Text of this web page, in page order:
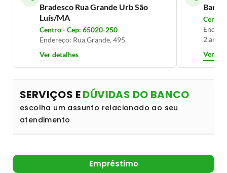
Bradesco Rua Grande Urb São
Luís/MA
Centro - Cep: 65020-250
Endereço: Rua Grande, 495
Ver detalhes
Centro
2.andar
Ver
SERVIÇOS EDÚVIDAS DO BANCO
escolha um assunto relacionado ao seu
atendimento
Empréstimo